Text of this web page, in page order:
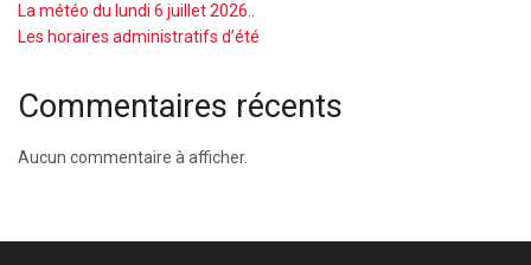
La météo du lundi 6 juillet 2026..
Les horaires administratifs d’été
Commentaires récents
Aucun commentaire à afficher.